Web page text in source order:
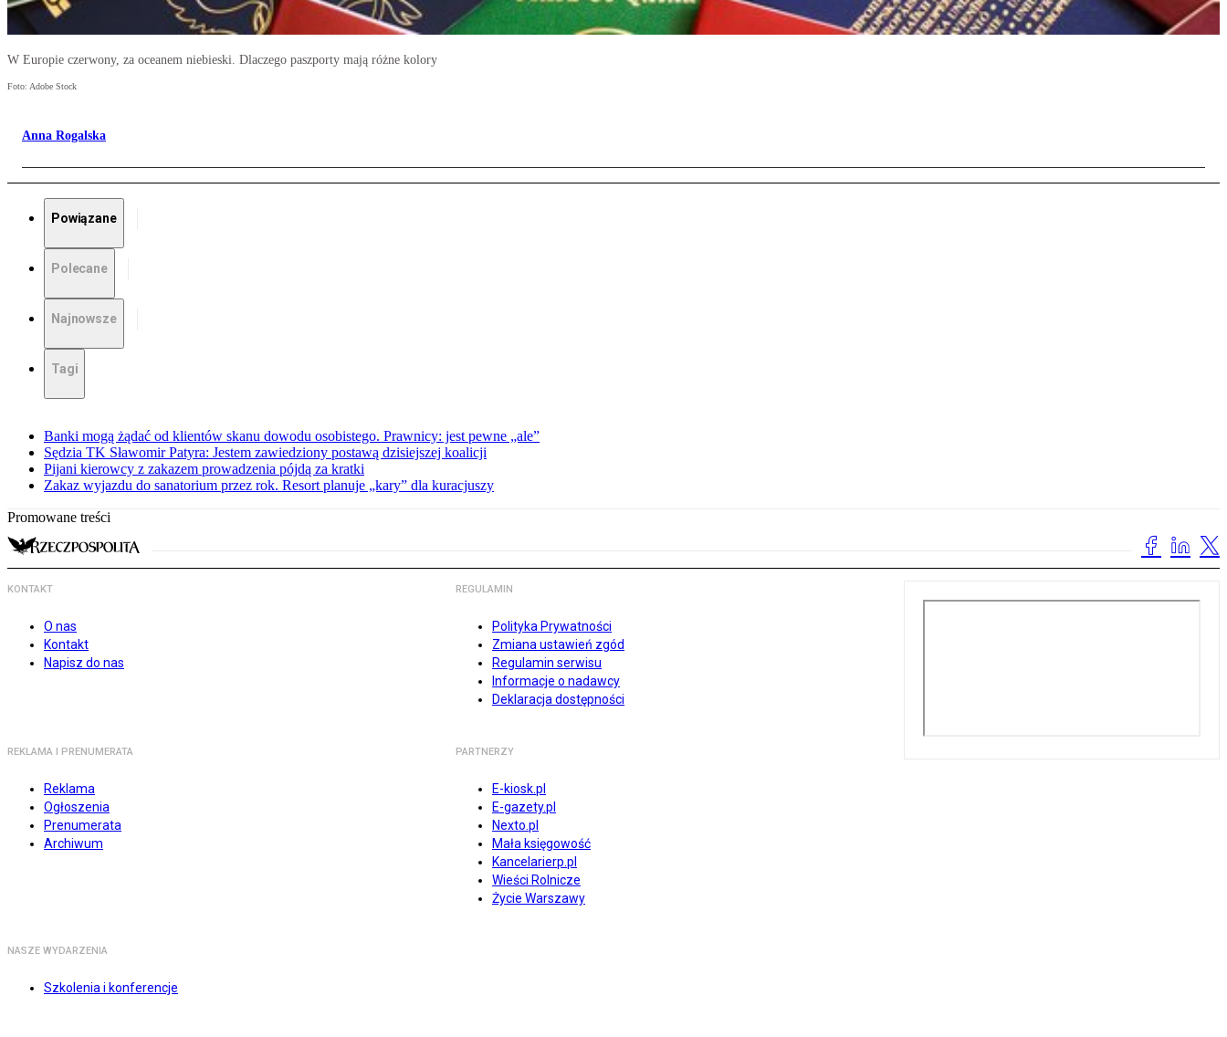
W Europie czerwony, za oceanem niebieski. Dlaczego paszporty mają różne kolory
Foto: Adobe Stock
Anna Rogalska
Powiązane
Polecane
Najnowsze
Tagi
Banki mogą żądać od klientów skanu dowodu osobistego. Prawnicy: jest pewne „ale”
Sędzia TK Sławomir Patyra: Jestem zawiedziony postawą dzisiejszej koalicji
Pijani kierowcy z zakazem prowadzenia pójdą za kratki
Zakaz wyjazdu do sanatorium przez rok. Resort planuje „kary” dla kuracjuszy
Promowane treści
KONTAKT
O nas
Kontakt
Napisz do nas
REGULAMIN
Polityka Prywatności
Zmiana ustawień zgód
Regulamin serwisu
Informacje o nadawcy
Deklaracja dostępności
REKLAMA I PRENUMERATA
Reklama
Ogłoszenia
Prenumerata
Archiwum
PARTNERZY
E-kiosk.pl
E-gazety.pl
Nexto.pl
Mała księgowość
Kancelarierp.pl
Wieści Rolnicze
Życie Warszawy
NASZE WYDARZENIA
Szkolenia i konferencje